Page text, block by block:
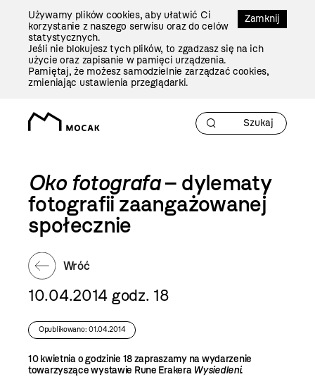
Zamknij
Używamy plików cookies, aby ułatwić Ci
korzystanie z naszego serwisu oraz do celów
statystycznych.
Jeśli nie blokujesz tych plików, to zgadzasz się na ich
użycie oraz zapisanie w pamięci urządzenia.
Pamiętaj, że możesz samodzielnie zarządzać cookies,
zmieniając ustawienia przeglądarki.
Oko fotografa– dylematy
fotografii zaangażowanej
społecznie
Wróć
10.04.2014 godz. 18
Opublikowano: 01.04.2014
10 kwietnia o godzinie 18 zapraszamy na wydarzenie
towarzyszące wystawie Rune Erakera Wysiedleni.